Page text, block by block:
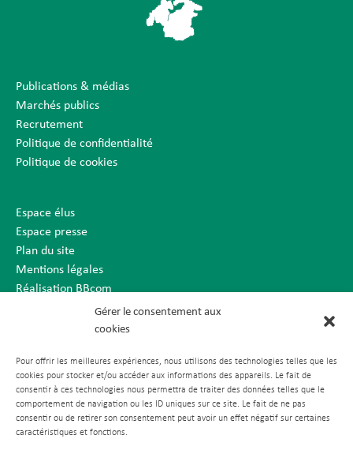
Gérer le consentement aux
cookies
Pour offrir les meilleures expériences, nous utilisons des technologies telles que les
cookies pour stocker et/ou accéder aux informations des appareils. Le fait de
consentir à ces technologies nous permettra de traiter des données telles que le
comportement de navigation ou les ID uniques sur ce site. Le fait de ne pas
consentir ou de retirer son consentement peut avoir un effet négatif sur certaines
caractéristiques et fonctions.
Publications & médias
Marchés publics
Recrutement
Politique de confidentialité
Politique de cookies
Espace élus
Espace presse
Plan du site
Mentions légales
Réalisation BBcom